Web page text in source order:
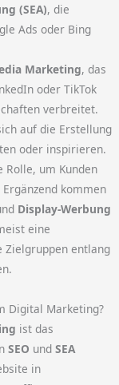
(SEA), die
Ads oder Bing
Marketing, das
oder TikTok
verbreitet.
auf die Erstellung
oder inspirieren.
Rolle, um Kunden
kommen
Display-Werbung
eine
Zielgruppen entlang
Digital Marketing?
ist das
SEO undSEA
in